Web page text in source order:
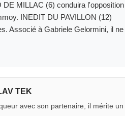
MILLAC (6) conduira l'opposition
INEDIT DU PAVILLON (12)
Associé à Gabriele Gelormini, il ne
TEK
avec son partenaire, il mérite un